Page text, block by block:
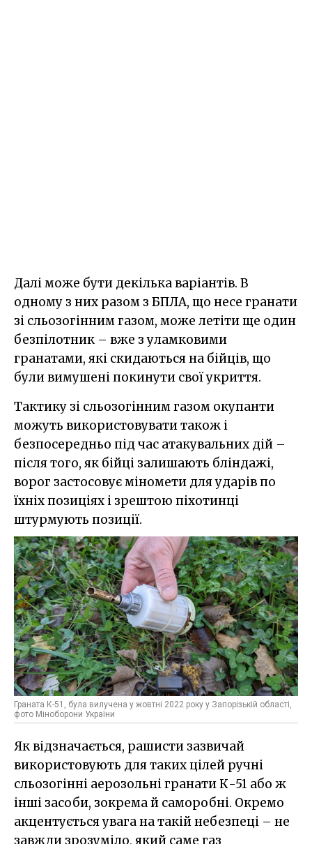
Далі може бути декілька варіантів. В
одному з них разом з БПЛА, що несе гранати
зі сльозогінним газом, може летіти ще один
безпілотник – вже з уламковими
гранатами, які скидаються на бійців, що
були вимушені покинути свої укриття.
Тактику зі сльозогінним газом окупанти
можуть використовувати також і
безпосередньо під час атакувальних дій –
після того, як бійці залишають бліндажі,
ворог застосовує міномети для ударів по
їхніх позиціях і зрештою піхотинці
штурмують позиції.
Граната К-51, була вилучена у жовтні 2022 року у Запорізькій області,
фото Міноборони України
Як відзначається, рашисти зазвичай
використовують для таких цілей ручні
сльозогінні аерозольні гранати К-51 або ж
інші засоби, зокрема й саморобні. Окремо
акцентується увага на такій небезпеці – не
завжди зрозуміло, який саме газ